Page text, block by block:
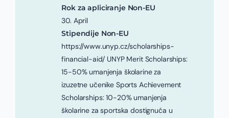
Rok za apliciranje Non-EU
30. April
Stipendije Non-EU
https://www.unyp.cz/scholarships-
financial-aid/ UNYP Merit Scholarships:
15-50% umanjenja školarine za
izuzetne učenike Sports Achievement
Scholarships: 10-20% umanjenja
školarine za sportska dostignuća u